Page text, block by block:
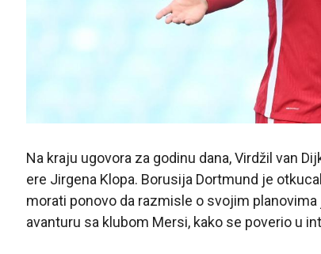
Na kraju ugovora za godinu dana, Virdžil van
ere Jirgena Klopa. Borusija Dortmund je
morati ponovo da razmisle o svojim
avanturu sa klubom Mersi, kako se poverio u